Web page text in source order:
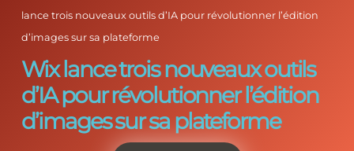
lance trois nouveaux outils d’IA pour révolutionner l’édition
d’images sur sa plateforme
Wix lance trois nouveaux outils
d’IA pour révolutionner l’édition
d’images sur sa plateforme